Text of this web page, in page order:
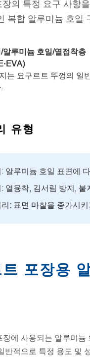
의 특정 요구 사항
복합 알루미늄 호일
알루미늄 호일/열접착층
는 요구르트 뚜껑의 일
유형
알루미늄 호일 표면에
열융착, 김서림 방지,
: 표면 마찰을 증가시
트 포장용
장에 사용되는 알루미늄
반적으로 특정 용도 및